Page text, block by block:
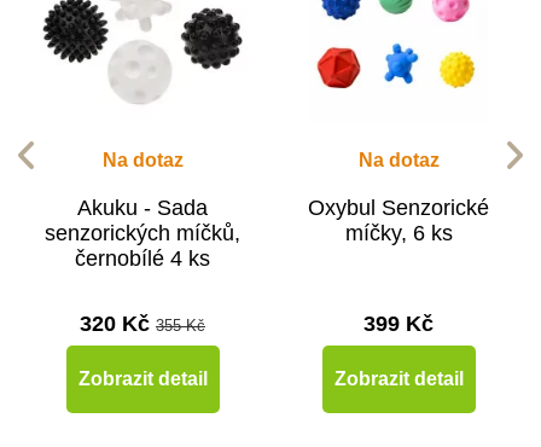
Na dotaz
Akuku - Sada
senzorických míčků,
černobílé 4 ks
320 Kč 355 Kč
Zobrazit detail
Na dotaz
Oxybul Senzorické
míčky, 6 ks
399 Kč
Zobrazit detail